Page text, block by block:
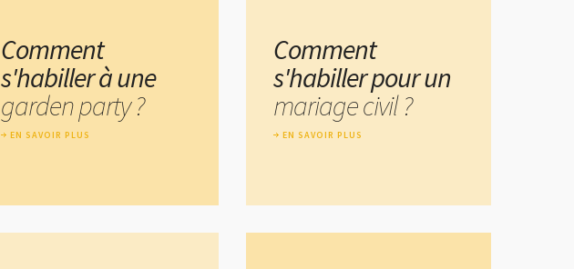
Comment
s'habiller à une
garden party ?
EN SAVOIR PLUS
Comment
s'habiller pour un
mariage civil ?
EN SAVOIR PLUS